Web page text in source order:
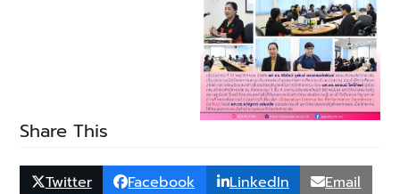
Share This
Twitter Facebook LinkedIn Email